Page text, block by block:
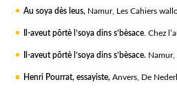
Au soya dès leus, Namur, Les Cahiers
Il-aveut pôrtè l’soya dins s’bèsace. Chez
Il-aveut pôrtè l’soya dins s’bèsace. Namur,
Henri Pourrat, essayiste,Anvers, De